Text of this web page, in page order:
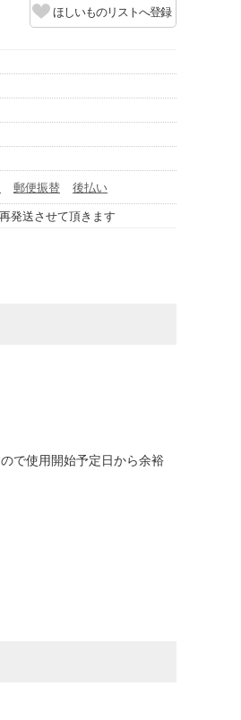
ほしいものリストへ登録
郵便振替
後払い
発送させて頂きます
で使用開始予定日から余裕